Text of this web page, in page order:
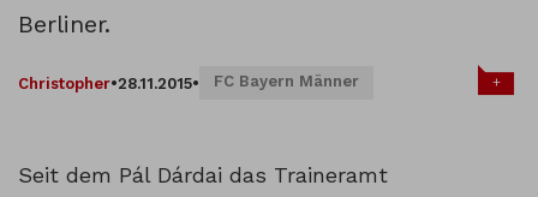
Berliner.
Christopher•28.11.2015• FC Bayern Männer +
Seit dem Pál Dárdai das Traineramt